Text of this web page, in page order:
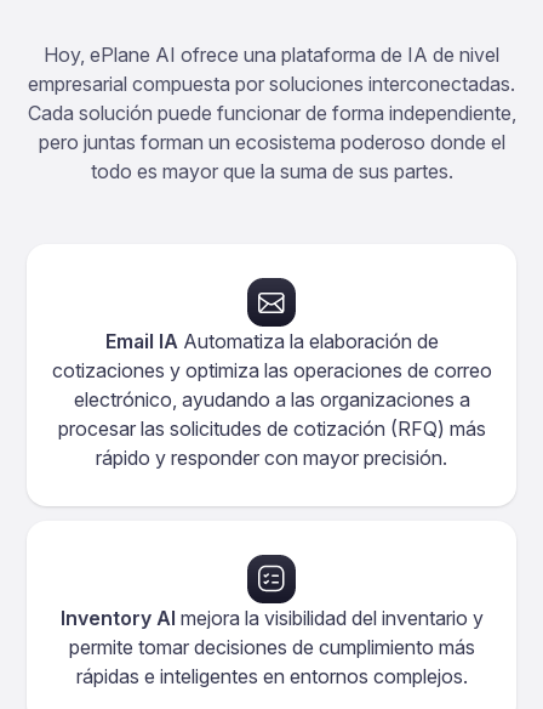
Hoy, ePlane AI ofrece una plataforma de IA de nivel
empresarial compuesta por soluciones interconectadas.
Cada solución puede funcionar de forma independiente,
pero juntas forman un ecosistema poderoso donde el
todo es mayor que la suma de sus partes.
Email IAAutomatiza la elaboración de
cotizaciones y optimiza las operaciones de correo
electrónico, ayudando a las organizaciones a
procesar las solicitudes de cotización (RFQ) más
rápido y responder con mayor precisión.
Inventory AI mejora la visibilidad del inventario y
permite tomar decisiones de cumplimiento más
rápidas e inteligentes en entornos complejos.